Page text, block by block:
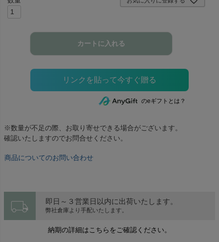
カートに入れる
のeギフトとは？
※数量が不足の際、お取り寄せできる場合がございます。
確認いたしますのでお問合せください。
商品についてのお問い合わせ
local_shipping 即日～３営業日以内に出荷いたします。
弊社倉庫より手配いたします。
納期の詳細はこちらをご確認ください。